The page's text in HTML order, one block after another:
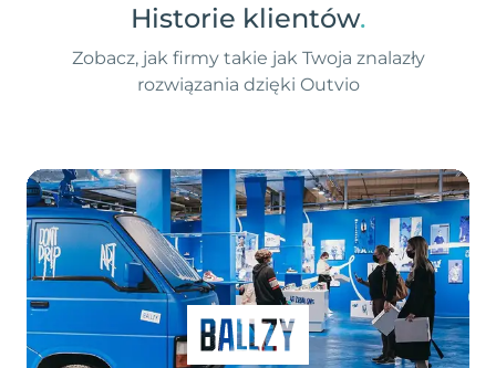
Historie klientów.
Zobacz, jak firmy takie jak Twoja znalazły
rozwiązania dzięki Outvio